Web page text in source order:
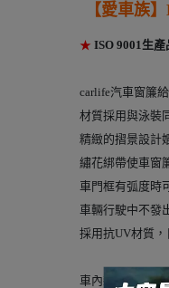
【愛車族】
★ ISO 9001生
carlife汽車窗簾
材質採用與泳裝
精緻的摺景設計
繡花綁帶使車窗
車門框有弧度時
車輛行駛中不發
採用抗UV材質，
車內黏著性的架